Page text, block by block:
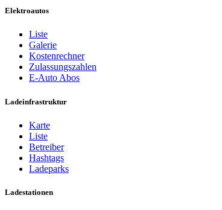
Elektroautos
Liste
Galerie
Kostenrechner
Zulassungszahlen
E-Auto Abos
Ladeinfrastruktur
Karte
Liste
Betreiber
Hashtags
Ladeparks
Ladestationen